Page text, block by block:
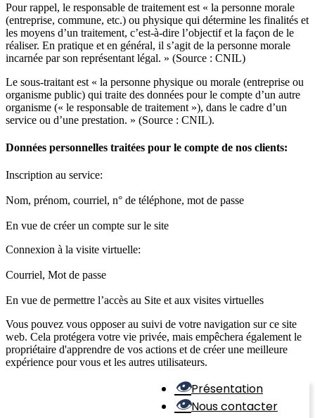
Pour rappel, le responsable de traitement est « la personne morale
(entreprise, commune, etc.) ou physique qui détermine les finalités et
les moyens d’un traitement, c’est-à-dire l’objectif et la façon de le
réaliser. En pratique et en général, il s’agit de la personne morale
incarnée par son représentant légal. » (Source : CNIL)
Le sous-traitant est « la personne physique ou morale (entreprise ou
organisme public) qui traite des données pour le compte d’un autre
organisme (« le responsable de traitement »), dans le cadre d’un
service ou d’une prestation. » (Source : CNIL).
Données personnelles traitées pour le compte de nos clients:
Inscription au service:
Nom, prénom, courriel, n° de téléphone, mot de passe
En vue de créer un compte sur le site
Connexion à la visite virtuelle:
Courriel, Mot de passe
En vue de permettre l’accès au Site et aux visites virtuelles
Vous pouvez vous opposer au suivi de votre navigation sur ce site
web. Cela protégera votre vie privée, mais empêchera également le
propriétaire d'apprendre de vos actions et de créer une meilleure
expérience pour vous et les autres utilisateurs.
Présentation
Nous contacter